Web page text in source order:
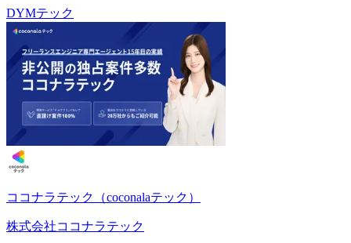
DYMテック
ココナラテック（coconalaテック）
株式会社ココナラテック